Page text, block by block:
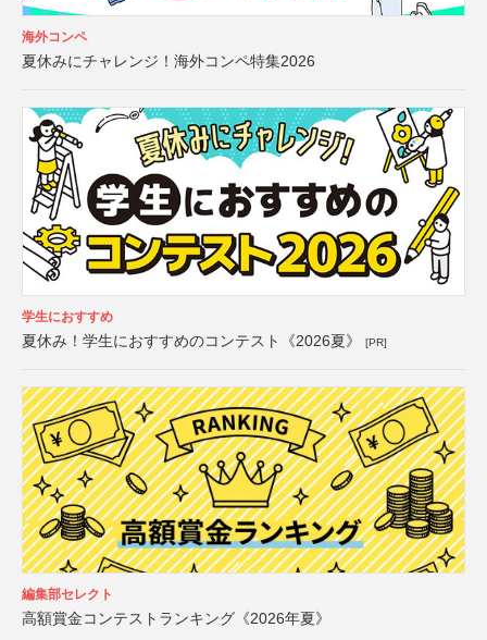
海外コンペ
夏休みにチャレンジ！海外コンペ特集2026
学生におすすめ
夏休み！学生におすすめのコンテスト《2026夏》 [PR]
編集部セレクト
高額賞金コンテストランキング《2026年夏》